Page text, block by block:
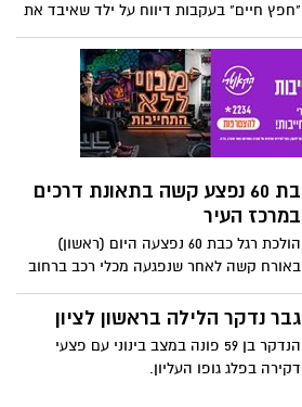
"חפץ חיים" בעקבות דיווח על ילד שאיבד את
הכרתו. הפרמדיקים מצאו את בן ה-12 במצב
אנוש ופינו אותו, תוך כדי פעולות החייאה,
לבית החולים - שם קבעו רופאים את מותו.
ההערכה: לקה בדום לב
בת 60 נפצע קשה בתאונת דרכים
במרכז העיר
הולכת רגל כבת 60 נפצעה היום (ראשון)
באורח קשה לאחר שנפגעה מכלי רכב ברחוב
ז'בוטינסקי בראשון לציון.
גבר נדקר הלילה בראשון לציון
הנדקר בן 59 פונה במצב בינוני עם פצעי
דקירה בפלג גופו העליון.